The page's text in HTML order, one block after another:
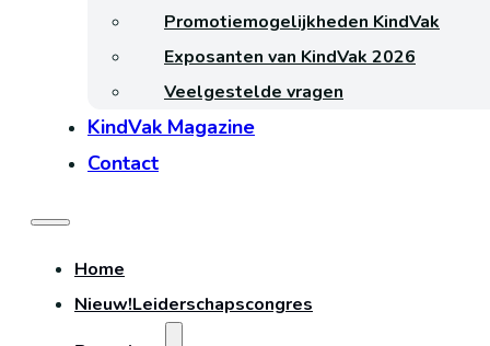
Promotiemogelijkheden KindVak
Exposanten van KindVak 2026
Veelgestelde vragen
KindVak Magazine
Contact
Home
Nieuw!Leiderschapscongres